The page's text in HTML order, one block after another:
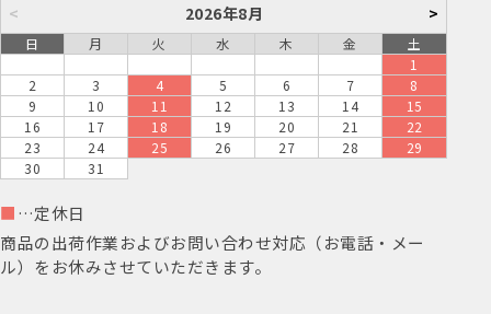
< 2026年8月 >
日 月 火 水 木 金
土
1
2
3 4 5 6 7
8
9
10 11 12 13 14
15
16
17 18 19 20 21
22
23
24 25 26 27 28
29
30
31
■ …定休日
商品の出荷作業およびお問い合わせ対応（お電話・メー
ル）をお休みさせていただきます。